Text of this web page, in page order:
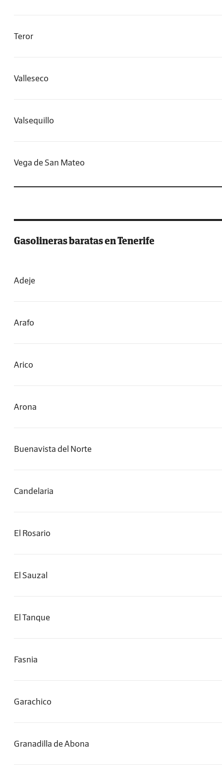
Teror
Valleseco
Valsequillo
Vega de San Mateo
Gasolineras baratas en Tenerife
Adeje
Arafo
Arico
Arona
Buenavista del Norte
Candelaria
El Rosario
El Sauzal
El Tanque
Fasnia
Garachico
Granadilla de Abona